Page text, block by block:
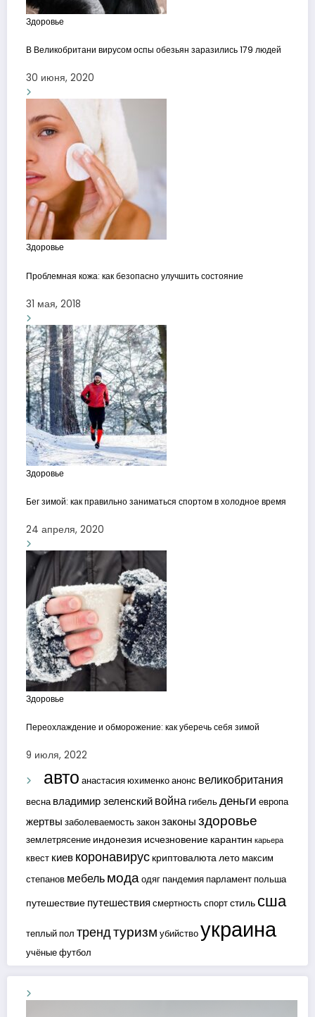
Здоровье
В Великобритани вирусом оспы обезьян заразились 179 людей
30 июня, 2020
Здоровье
Проблемная кожа: как безопасно улучшить состояние
31 мая, 2018
Здоровье
Бег зимой: как правильно заниматься спортом в холодное время
24 апреля, 2020
Здоровье
Переохлаждение и обморожение: как уберечь себя зимой
9 июля, 2022
авто анастасия юхименкоанонс великобритания
весна владимир зеленскийвойнагибельденьги европа
жертвы заболеваемостьзаконзаконыздоровье
землетрясение индонезия исчезновение карантин карьера
квест киевкоронавирус криптовалюталетомаксим
степанов мебельмодаодягпандемияпарламентпольша
путешествие путешествия смертностьспортстиль сша
теплый пол трендтуризм убийствоукраина
учёныефутбол